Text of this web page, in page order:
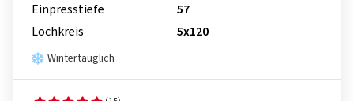
Einpresstiefe
57
Lochkreis
5x120
Wintertauglich